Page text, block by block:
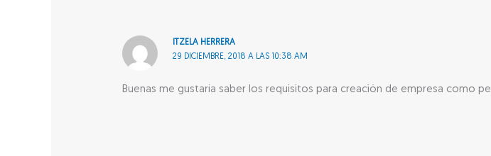
ITZELA HERRERA
29 DICIEMBRE, 2018 A LAS 10:38 AM
Buenas me gustaría saber los requisitos para creación de empresa como